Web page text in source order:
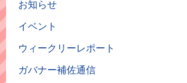
お知らせ
イベント
ウィークリーレポート
ガバナー補佐通信